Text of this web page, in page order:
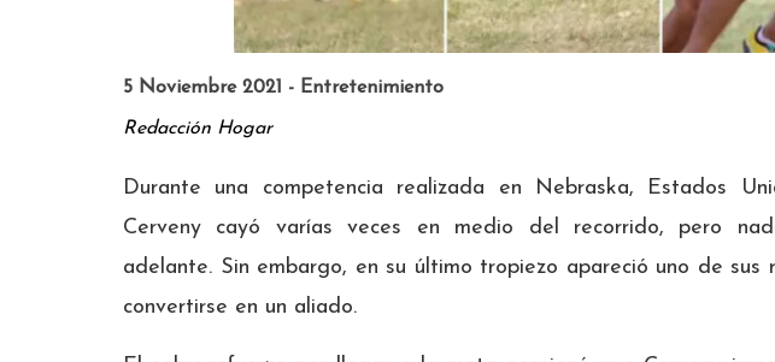
5 Noviembre 2021 - Entretenimiento
Redacción Hogar
Durante una competencia realizada en Nebraska, Estados
Cerveny cayó varías veces en medio del recorrido, pero
adelante. Sin embargo, en su último tropiezo apareció uno de sus
convertirse en un aliado.